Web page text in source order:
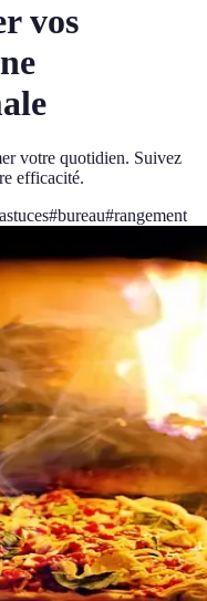
vos
votre quotidien. Suivez
efficacité.
astuces#bureau#rangement